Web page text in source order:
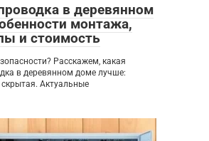
в деревянном
монтажа,
и стоимость
Расскажем, какая
в деревянном доме лучше:
Актуальные